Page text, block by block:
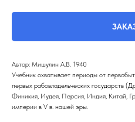
Автор: Мишулин А.В. 1940
Учебник охватывает периоды от
первых рабовладельческих государств
Финикия, Иудея, Персия, Индия, Китай,
империи в V в. нашей эры.